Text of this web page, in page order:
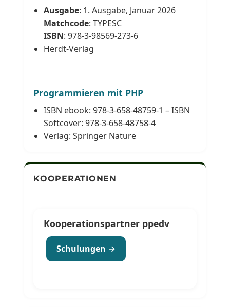
Ausgabe: 1. Ausgabe, Januar 2026
Matchcode: TYPESC
ISBN: 978-3-98569-273-6
Herdt-Verlag
Programmieren mit PHP
ISBN ebook: 978-3-658-48759-1 – ISBN
Softcover: 978-3-658-48758-4
Verlag: Springer Nature
KOOPERATIONEN
Kooperationspartner ppedv
Schulungen →